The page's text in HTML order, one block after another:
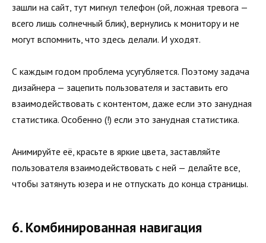
зашли на сайт, тут мигнул телефон (ой, ложная тревога —
всего лишь солнечный блик), вернулись к монитору и не
могут вспомнить, что здесь делали. И уходят.
С каждым годом проблема усугубляется. Поэтому задача
дизайнера — зацепить пользователя и заставить его
взаимодействовать с контентом, даже если это занудная
статистика. Особенно (!) если это занудная статистика.
Анимируйте её, красьте в яркие цвета, заставляйте
пользователя взаимодействовать с ней — делайте все,
чтобы затянуть юзера и не отпускать до конца страницы.
6. Комбинированная навигация